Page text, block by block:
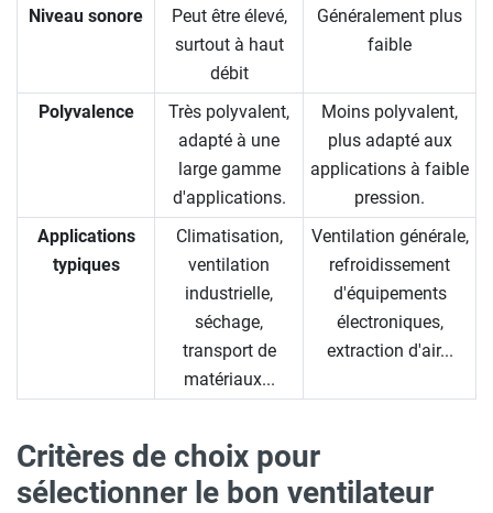
Niveau sonore
Peut être élevé,
surtout à haut
débit
Généralement plus
faible
Polyvalence
Très polyvalent,
adapté à une
large gamme
d'applications.
Moins polyvalent,
plus adapté aux
applications à faible
pression.
Applications
typiques
Climatisation,
ventilation
industrielle,
séchage,
transport de
matériaux...
Ventilation générale,
refroidissement
d'équipements
électroniques,
extraction d'air...
Critères de choix pour
sélectionner le bon ventilateur